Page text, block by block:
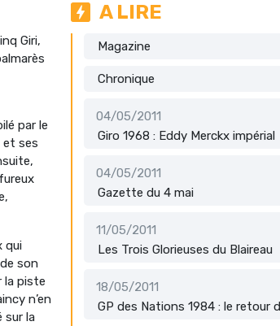
Giri,
par le
et ses
qui
son
la piste
n’en
sur la
A LIRE
Magazine
Chronique
04/05/2011
Giro 1968 : Eddy Merckx impérial
04/05/2011
Gazette du 4 mai
11/05/2011
Les Trois Glorieuses du Blaireau
18/05/2011
GP des Nations 1984 : le retour